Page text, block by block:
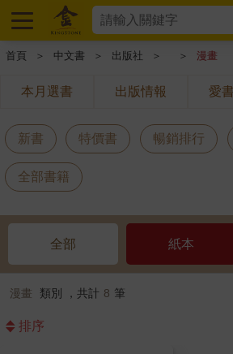
首頁 ＞ 中文書 ＞ 出版社 ＞ ＞ 漫畫
本月選書 出版情報 愛
新書 特價書 暢銷排行
全部書籍
全部 紙本
漫畫 類別 ，共計 8 筆
排序